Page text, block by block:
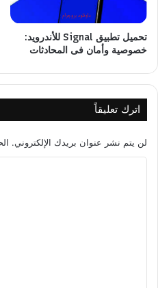
تحميل تطبيق Signal للأندرويد:
خصوصية وأمان فى المحادثات
اترك تعليقاً
لن يتم نشر عنوان بريدك الإلكتروني.